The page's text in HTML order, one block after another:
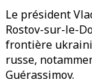
Le président
Rostov-sur-le-
frontière
russe,
Guérassimov.